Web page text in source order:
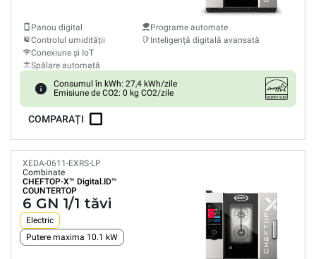
Panou digital
Controlul umidității
Conexiune și IoT
Spălare automată
Programe automate
Inteligență digitală avansată
Consumul în kWh: 27,4 kWh/zile
Emisiune de CO2: 0 kg CO2/zile
COMPARAȚI
XEDA-0611-EXRS-LP
Combinate
CHEFTOP-X™ Digital.ID™
COUNTERTOP
6 GN 1/1 tăvi
Electric
Putere maxima 10.1 kW